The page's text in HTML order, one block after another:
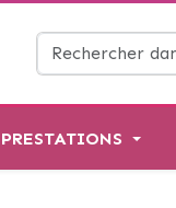
PRESTATIONS